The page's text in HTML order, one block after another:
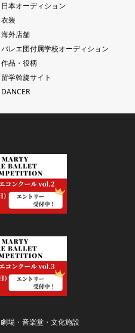
日本オーディション
衣装
海外店舗
バレエ団付属学校オーディション
作品・役柄
留学斡旋サイト
DANCER
劇場・音楽堂・文化施設